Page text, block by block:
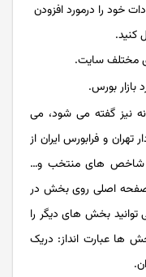
خود را درمورد افزودن
کنید.
مختلف سایت.
بازار بورس.
نیز گفته می شود، می
تهران و فرابورس ایران از
شاخص های منتخب و…
اصلی روی بخش در
توانید بخش های دیگر را
ها عبارت انداز: دریک